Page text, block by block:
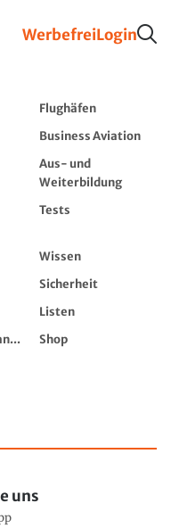
WerbefreiLogin
Flughäfen
Business Aviation
Aus- und
Weiterbildung
Tests
Wissen
Sicherheit
Listen
Shop
uns